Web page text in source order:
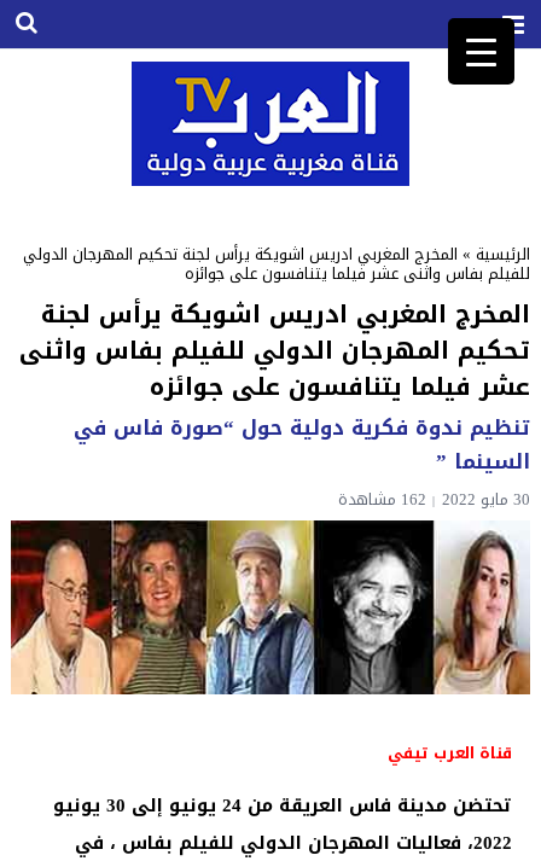
الرئيسية» المخرج المغربي ادريس اشويكة يرأس لجنة تحكيم المهرجان الدولي
للفيلم بفاس واثنى عشر فيلما يتنافسون على جوائزه
المخرج المغربي ادريس اشويكة يرأس لجنة
تحكيم المهرجان الدولي للفيلم بفاس واثنى
عشر فيلما يتنافسون على جوائزه
تنظيم ندوة فكرية دولية حول “صورة فاس في
السينما ”
30 مايو 2022 162مشاهدة
قناة العرب تيفي
تحتضن مدينة فاس العريقة من 24 يونيو إلى 30 يونيو
2022، فعاليات المهرجان الدولي للفيلم بفاس ، في